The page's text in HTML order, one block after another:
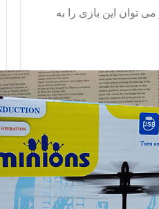
توان این بازی را به